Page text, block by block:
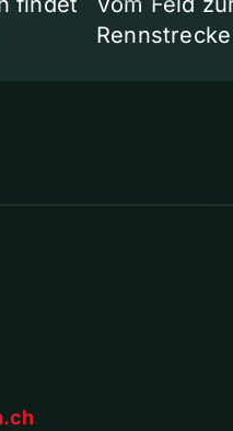
Rennstrecke